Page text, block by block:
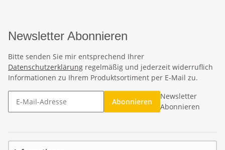
Newsletter Abonnieren
Bitte senden Sie mir entsprechend Ihrer
Datenschutzerklärung regelmäßig und jederzeit widerruflich
Informationen zu Ihrem Produktsortiment per E-Mail zu.
Abonnieren
Newsletter
Abonnieren